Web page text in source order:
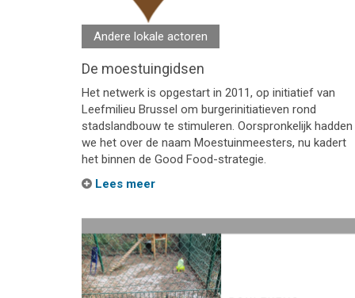
Andere lokale actoren
De moestuingidsen
Het netwerk is opgestart in 2011, op initiatief van
Leefmilieu Brussel om burgerinitiatieven rond
stadslandbouw te stimuleren. Oorspronkelijk hadden
we het over de naam Moestuinmeesters, nu kadert
het binnen de Good Food-strategie.
Lees meer